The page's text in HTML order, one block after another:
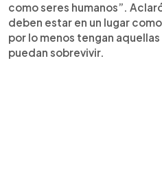
como seres humanos”.
deben estar en un lugar
por lo menos tengan
puedan sobrevivir.